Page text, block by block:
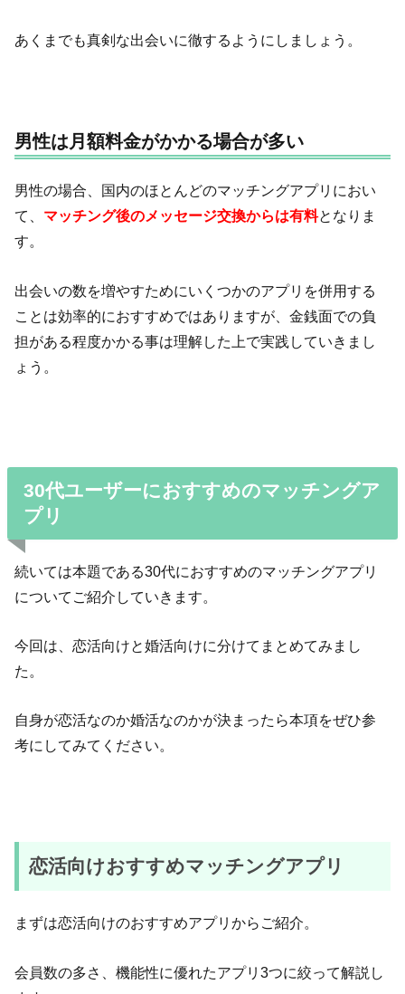
あくまでも真剣な出会いに徹するようにしましょう。
男性は月額料金がかかる場合が多い
男性の場合、国内のほとんどのマッチングアプリにおい
て、 マッチング後のメッセージ交換からは有料となりま
す。
出会いの数を増やすためにいくつかのアプリを併用する
ことは効率的におすすめではありますが、金銭面での負
担がある程度かかる事は理解した上で実践していきまし
ょう。
30代ユーザーにおすすめのマッチングア
プリ
続いては本題である30代におすすめのマッチングアプリ
についてご紹介していきます。
今回は、恋活向けと婚活向けに分けてまとめてみまし
た。
自身が恋活なのか婚活なのかが決まったら本項をぜひ参
考にしてみてください。
恋活向けおすすめマッチングアプリ
まずは恋活向けのおすすめアプリからご紹介。
会員数の多さ、機能性に優れたアプリ3つに絞って解説し